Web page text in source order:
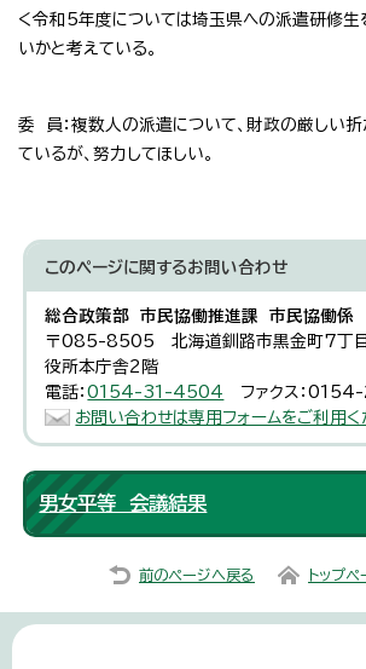
く令和5年度については埼玉県への派遣研修生
いかと考えている。
委 員：複数人の派遣について、財政の厳しい折
ているが、努力してほしい。
このページに関するお問い合わせ
総合政策部 市民協働推進課 市民協働係
〒085-8505 北海道釧路市黒金町7丁
役所本庁舎2階
電話：0154-31-4504
ファクス：
お問い合わせは専用フォームをご利用く
男女平等 会議結果
前のページへ戻る トップ